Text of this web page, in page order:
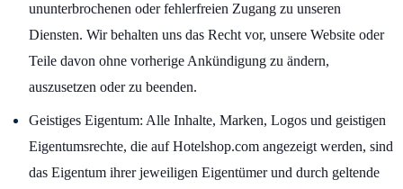
ununterbrochenen oder fehlerfreien Zugang zu unseren
Diensten. Wir behalten uns das Recht vor, unsere Website oder
Teile davon ohne vorherige Ankündigung zu ändern,
auszusetzen oder zu beenden.
Geistiges Eigentum: Alle Inhalte, Marken, Logos und geistigen
Eigentumsrechte, die auf Hotelshop.com angezeigt werden, sind
das Eigentum ihrer jeweiligen Eigentümer und durch geltende